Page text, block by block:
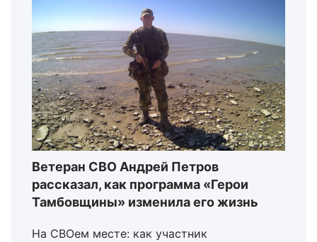
Ветеран СВО Андрей Петров
рассказал, как программа «Герои
Тамбовщины» изменила его жизнь
На СВОем месте: как участник